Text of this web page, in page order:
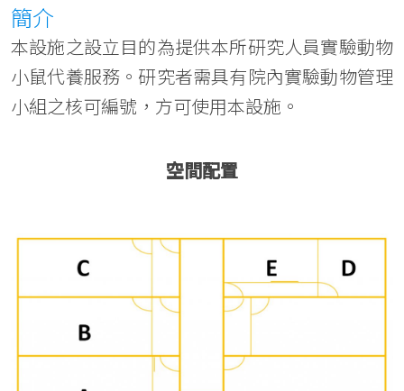
簡介
本設施之設立目的為提供本所研究人員實驗動物
小鼠代養服務。研究者需具有院內實驗動物管理
小組之核可編號，方可使用本設施。
空間配置